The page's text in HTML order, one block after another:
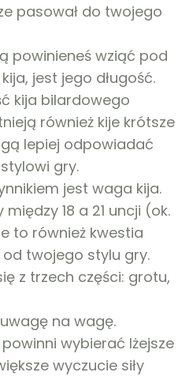
pasował do twojego
powinieneś wziąć pod
jest jego długość.
kija bilardowego
również kije krótsze
lepiej odpowiadać
gry.
jest waga kija.
18 a 21 uncji (ok.
to również kwestia
twojego stylu gry.
z trzech części: grotu,
na wagę.
wybierać lżejsze
wyczucie siły